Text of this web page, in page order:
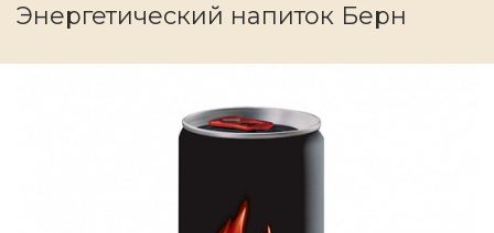
Энергетический напиток Берн